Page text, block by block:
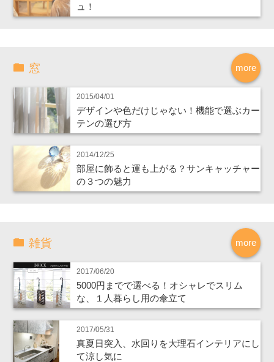
ュ！
more
窓
2015/04/01
デザインや色だけじゃない！機能で選ぶカー
テンの選び方
2014/12/25
部屋に飾ると運も上がる？サンキャッチャー
の３つの魅力
more
雑貨
2017/06/20
5000円までで選べる！オシャレでスリム
な、１人暮らし用の傘立て
2017/05/31
真夏日突入、水回りを大理石インテリアにし
て涼し気に